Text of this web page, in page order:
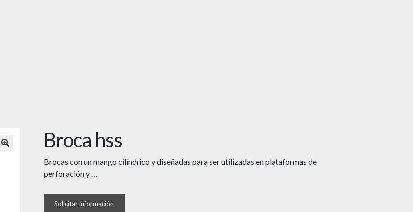
Broca hss
Brocas con un mango cilíndrico y diseñadas para ser utilizadas en plataformas de
perforación y …